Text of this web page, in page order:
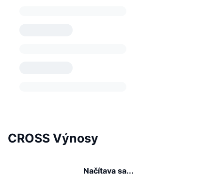
CROSS Výnosy
Načítava sa...